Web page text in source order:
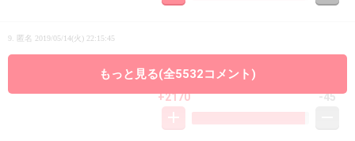
9. 匿名 2019/05/14(火) 22:15:45
手越の犯罪者と写ってるやつ
+2170 -45
もっと見る(全5532コメント)